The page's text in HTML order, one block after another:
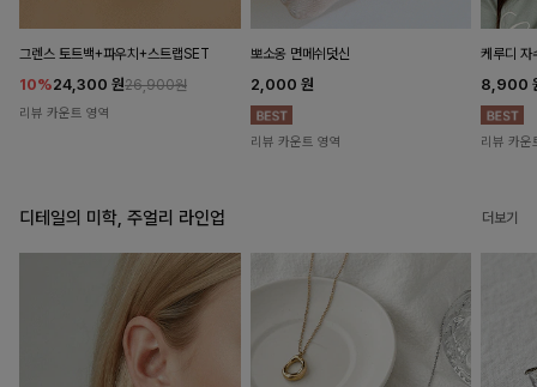
그렌스 토트백+파우치+스트랩SET
10%24,300 원26,900원
리뷰 카운트 영역
뽀소옹 면메쉬덧신
2,000 원
리뷰 카운트 영역
케루디 자
8,900
리뷰 카운
디테일의 미학, 주얼리 라인업 더보기